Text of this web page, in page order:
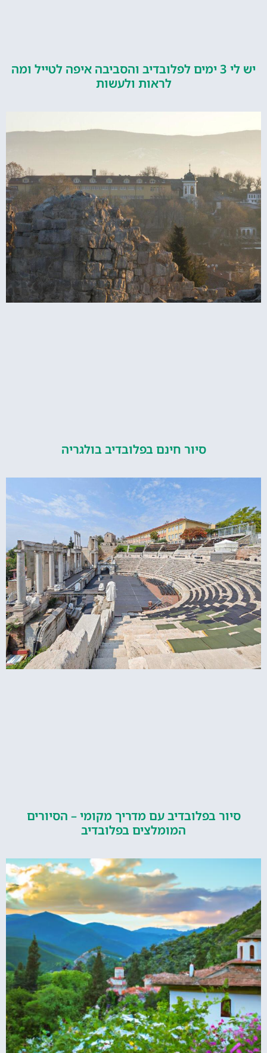
יש לי 3 ימים לפלובדיב והסביבה איפה לטייל ומה
לראות ולעשות
סיור חינם בפלובדיב בולגריה
סיור בפלובדיב עם מדריך מקומי – הסיורים
המומלצים בפלובדיב